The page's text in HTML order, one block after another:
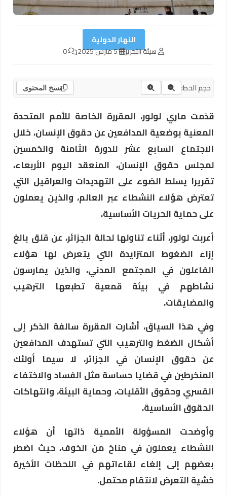
النهار الدولية
هيئة التحرير 5 مارس 2025
حجم الخط: نسخ المحتوى
قدّمت ماري لولور، المقررة الخاصة للأمم المتحدة
المعنية بوضعية المدافعين عن حقوق الإنسان، خلال
الاجتماع السابع عشر للدورة الثامنة والخمسين
لمجلس حقوق الإنسان، المنعقد اليوم الأربعاء،
تقريرا يسلط الضوء على التهديدات والعراقيل التي
تعترض هؤلاء النشطاء عبر العالم، والذين يعملون
على حماية الحريات الأساسية.
أعربت لولور، أثناء تناولها لحالة الجزائر، عن قلق بالغ
إزاء الضغوط المتزايدة التي يتعرض لها هؤلاء
الفاعلون في المجتمع المدني، والذين يمارسون
نشاطهم في بيئة قمعية تطبعها الترهيب
والمضايقات.
وفي هذا السياق، أشارت المقررة سالفة الذكر إلى
أشكال الضغط والترهيب التي تستهدف المدافعين
عن حقوق الإنسان في الجزائر، لا سيما أولئك
المنخرطين في قضايا حساسة مثل الفساد والاختفاء
القسري وحقوق الأقليات، وحماية البيئة، وانتهاكات
الحقوق الأساسية.
وأوضحت المسؤولة الأممية ذاتها أن هؤلاء
النشطاء يعملون في مناخ من الخوف، حيث اضطر
بعضهم إلى إلغاء لقاءاتهم في اللحظات الأخيرة
خشية التعرض لانتقام محتمل.